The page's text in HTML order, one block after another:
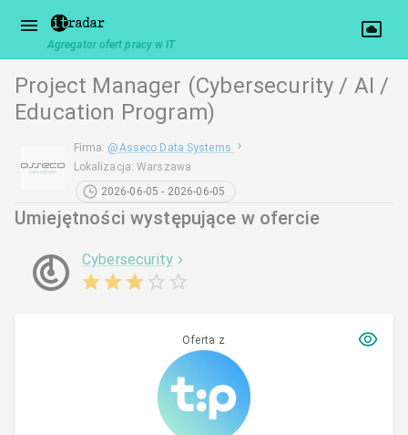
Agregator ofert pracy w IT
Project Manager (Cybersecurity / AI /
Education Program)
Firma: @Asseco Data Systems
Lokalizacja:Warszawa
2026-06-05 - 2026-06-05
Umiejętności występujące w ofercie
Cybersecurity
Oferta z